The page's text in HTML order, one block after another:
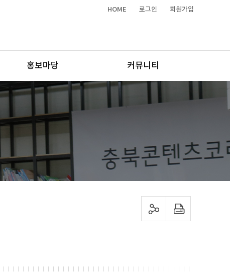
HOME 로그인 회원가입
홍보마당 커뮤니티
sns 공유하기 프린트하기